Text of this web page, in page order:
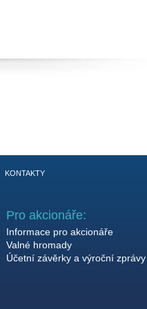
KONTAKTY
Pro akcionáře:
Informace pro akcionáře
Valné hromady
Účetní závěrky a výroční zprávy